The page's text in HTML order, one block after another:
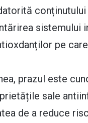
conținutului
sistemului
pe
prazul este
sale
de a reduce